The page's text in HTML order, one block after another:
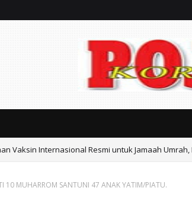
Vaksin Internasional Resmi untuk Jamaah
10 MUHARROM SANTUNI 47 ANAK YATIM/PIATU.